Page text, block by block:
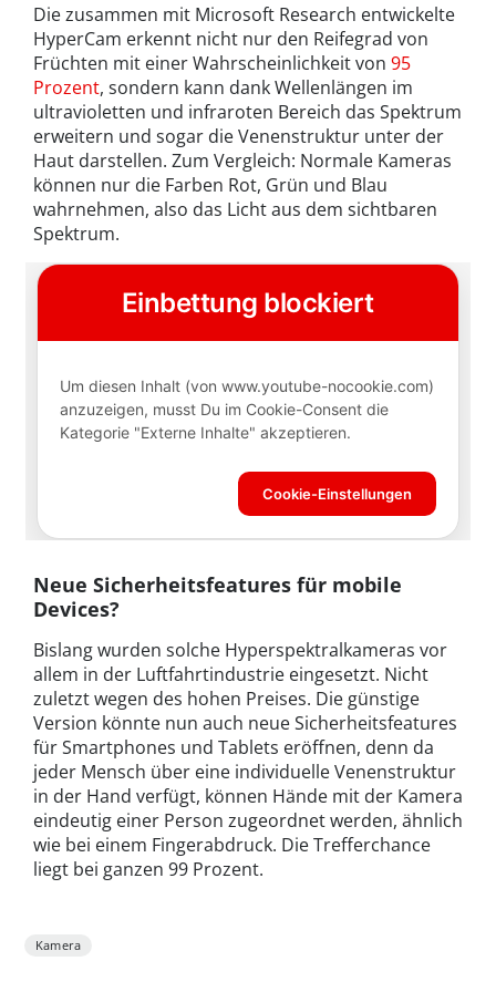
Die zusammen mit Microsoft Research entwickelte
HyperCam erkennt nicht nur den Reifegrad von
Früchten mit einer Wahrscheinlichkeit von 95
Prozent, sondern kann dank Wellenlängen im
ultravioletten und infraroten Bereich das Spektrum
erweitern und sogar die Venenstruktur unter der
Haut darstellen. Zum Vergleich: Normale Kameras
können nur die Farben Rot, Grün und Blau
wahrnehmen, also das Licht aus dem sichtbaren
Spektrum.
Neue Sicherheitsfeatures für mobile
Devices?
Bislang wurden solche Hyperspektralkameras vor
allem in der Luftfahrtindustrie eingesetzt. Nicht
zuletzt wegen des hohen Preises. Die günstige
Version könnte nun auch neue Sicherheitsfeatures
für Smartphones und Tablets eröffnen, denn da
jeder Mensch über eine individuelle Venenstruktur
in der Hand verfügt, können Hände mit der Kamera
eindeutig einer Person zugeordnet werden, ähnlich
wie bei einem Fingerabdruck. Die Trefferchance
liegt bei ganzen 99 Prozent.
Kamera